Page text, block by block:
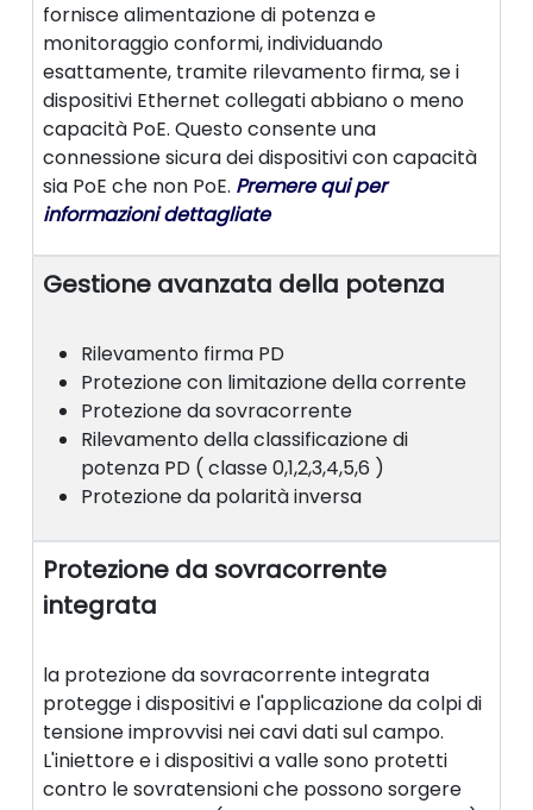
fornisce alimentazione di potenza e
monitoraggio conformi, individuando
esattamente, tramite rilevamento firma, se i
dispositivi Ethernet collegati abbiano o meno
capacità PoE. Questo consente una
connessione sicura dei dispositivi con capacità
sia PoE che non PoE. Premere qui per
informazioni dettagliate
Gestione avanzata della potenza
Rilevamento firma PD
Protezione con limitazione della corrente
Protezione da sovracorrente
Rilevamento della classificazione di
potenza PD ( classe 0,1,2,3,4,5,6 )
Protezione da polarità inversa
Protezione da sovracorrente
integrata
la protezione da sovracorrente integrata
protegge i dispositivi e l'applicazione da colpi di
tensione improvvisi nei cavi dati sul campo.
L'iniettore e i dispositivi a valle sono protetti
contro le sovratensioni che possono sorgere